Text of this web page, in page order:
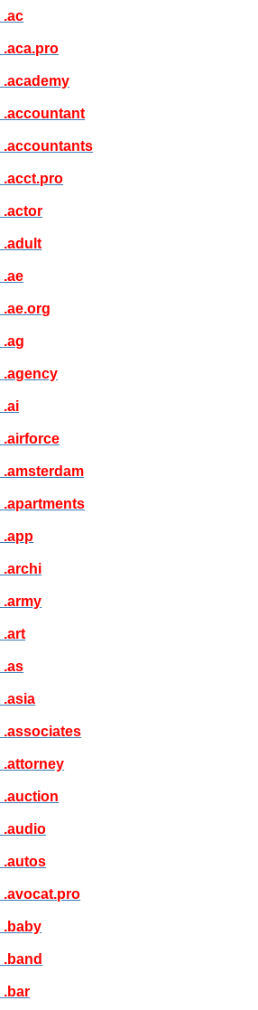
.ac
.aca.pro
.academy
.accountant
.accountants
.acct.pro
.actor
.adult
.ae
.ae.org
.ag
.agency
.ai
.airforce
.amsterdam
.apartments
.app
.archi
.army
.art
.as
.asia
.associates
.attorney
.auction
.audio
.autos
.avocat.pro
.baby
.band
.bar